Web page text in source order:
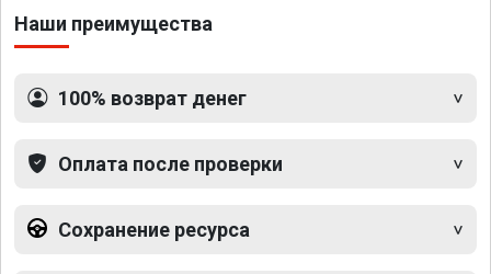
Наши преимущества
100% возврат денег
Оплата после проверки
Сохранение ресурса